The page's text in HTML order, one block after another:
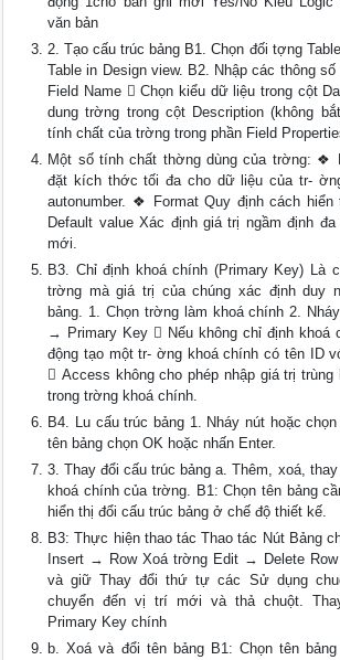
văn bản
2. Tạo cấu trúc bảng B1. Chọn đối tợng
Table in Design view. B2. Nhập các thông
Field Name  Chọn kiểu dữ liệu trong cột
dung trờng trong cột Description (không
tính chất của trờng trong phần Field
Một số tính chất thờng dùng của trờng: ❖
đặt kích thớc tối đa cho dữ liệu của tr-
autonumber. ❖ Format Quy định cách
Default value Xác định giá trị ngầm định
mới.
B3. Chỉ định khoá chính (Primary Key) Là
trờng mà giá trị của chúng xác định duy
bảng. 1. Chọn trờng làm khoá chính 2.
→ Primary Key  Nếu không chỉ định khoá
động tạo một tr- ờng khoá chính có tên ID
 Access không cho phép nhập giá trị trùng
trong trờng khoá chính.
B4. Lu cấu trúc bảng 1. Nháy nút hoặc
tên bảng chọn OK hoặc nhấn Enter.
3. Thay đổi cấu trúc bảng a. Thêm, xoá,
khoá chính của trờng. B1: Chọn tên bảng
hiển thị đổi cấu trúc bảng ở chế độ thiết kế.
B3: Thực hiện thao tác Thao tác Nút Bảng
Insert → Row Xoá trờng Edit → Delete Row
và giữ Thay đổi thứ tự các Sử dụng
chuyển đến vị trí mới và thả chuột.
Primary Key chính
b. Xoá và đổi tên bảng B1: Chọn tên